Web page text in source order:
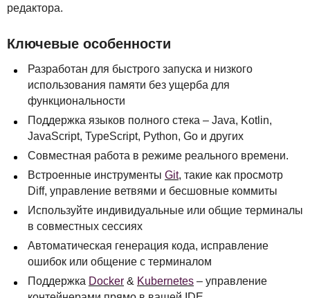
редактора.
Ключевые особенности
Разработан для быстрого запуска и низкого
использования памяти без ущерба для
функциональности
Поддержка языков полного стека – Java, Kotlin,
JavaScript, TypeScript, Python, Go и других
Совместная работа в режиме реального времени.
Встроенные инструменты Git, такие как просмотр
Diff, управление ветвями и бесшовные коммиты
Используйте индивидуальные или общие терминалы
в совместных сессиях
Автоматическая генерация кода, исправление
ошибок или общение с терминалом
Поддержка Docker & Kubernetes – управление